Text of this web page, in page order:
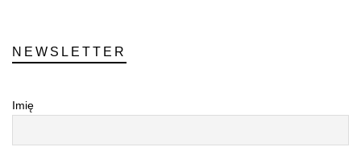
NEWSLETTER
Imię